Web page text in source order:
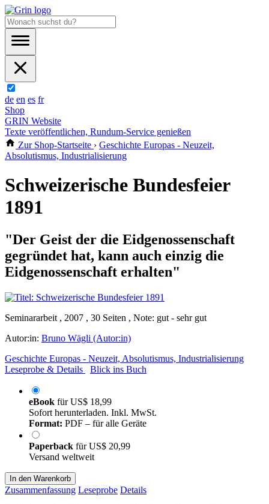
de en es fr
Shop
GRIN Website
Texte veröffentlichen, Rundum-Service genießen
Zur Shop-Startseite › Geschichte Europas - Neuzeit,
Absolutismus, Industrialisierung
Schweizerische Bundesfeier
1891
"Der Geist der die Eidgenossenschaft
gegründet hat, kann auch einzig die
Eidgenossenschaft erhalten"
Seminararbeit , 2007 , 30 Seiten , Note: gut - sehr gut
Autor:in: Bruno Wägli (Autor:in)
Geschichte Europas - Neuzeit, Absolutismus, Industrialisierung
Leseprobe & Details
Blick ins Buch
eBook fürUS$ 18,99
Sofort herunterladen. Inkl. MwSt.
Format: PDF – für alle Geräte
Paperback fürUS$ 20,99
Versand weltweit
In den Warenkorb
Zusammenfassung Leseprobe Details